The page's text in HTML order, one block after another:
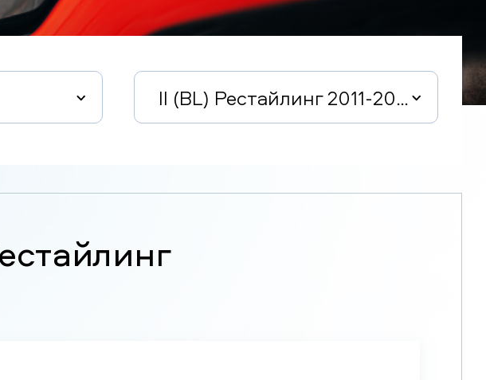
II (BL) Рестайлинг 2011-2013